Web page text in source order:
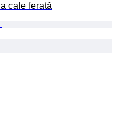
la cale ferată